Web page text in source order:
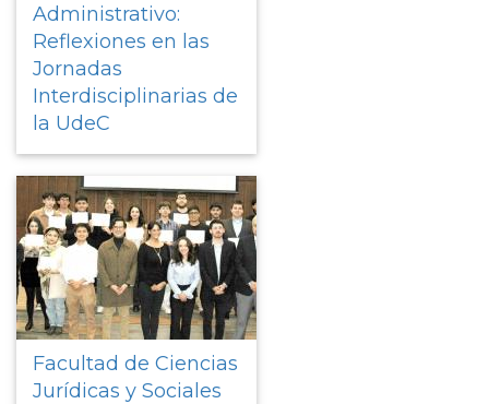
Administrativo:
Reflexiones en las
Jornadas
Interdisciplinarias de
la UdeC
Facultad de Ciencias
Jurídicas y Sociales